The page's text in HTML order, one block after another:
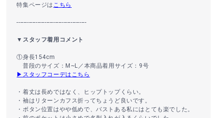
特集ページは こちら
----------------------------------------
▼スタッフ着用コメント
①身長154cm
普段のサイズ：M~L／本商品着用サイズ：9号
▶スタッフコーデはこちら
・着丈は長めではなく、ヒップトップくらい。
・袖はリターンカフス折ってちょうど良いです。
・ボタン位置はやや低めで、バストある私にはとても楽でした。